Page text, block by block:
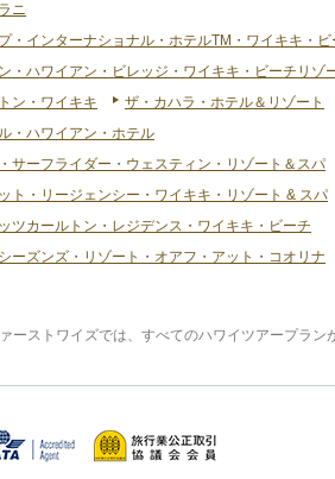
ニ
・インターナショナル・ホテルTM・ワイキキ・ビ
・ハワイアン・ビレッジ・ワイキキ・ビーチリゾ
ン・ワイキキ
ザ・カハラ・ホテル＆リゾート
・ハワイアン・ホテル
サーフライダー・ウェスティン・リゾート＆スパ
ト・リージェンシー・ワイキキ・リゾート & スパ
ツカールトン・レジデンス・ワイキキ・ビーチ
ーズンズ・リゾート・オアフ・アット・コオリナ
ストワイズでは、すべてのハワイツアープラン